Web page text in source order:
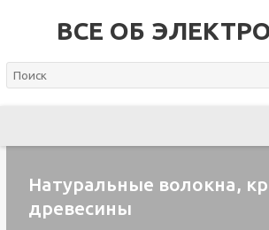
ВСЕ ОБ
Натуральные волокна,
древесины